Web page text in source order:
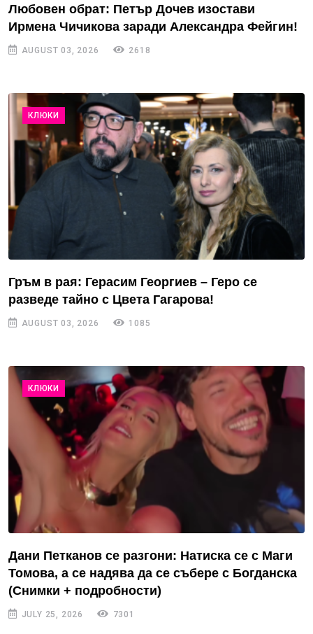
Любовен обрат: Петър Дочев изостави
Ирмена Чичикова заради Александра Фейгин!
AUGUST 03, 2026 2618
КЛЮКИ
Гръм в рая: Герасим Георгиев – Геро се
разведе тайно с Цвета Гагарова!
AUGUST 03, 2026 1085
КЛЮКИ
Дани Петканов се разгони: Натиска се с Маги
Томова, а се надява да се събере с Богданска
(Снимки + подробности)
JULY 25, 2026 7301